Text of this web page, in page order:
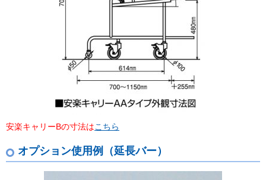
安楽キャリーBの寸法はこちら
オプション使用例（延長バー）